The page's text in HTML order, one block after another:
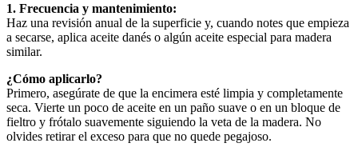
1. Frecuencia y mantenimiento:
Haz una revisión anual de la superficie y, cuando notes que empieza
a secarse, aplica aceite danés o algún aceite especial para madera
similar.
¿Cómo aplicarlo?
Primero, asegúrate de que la encimera esté limpia y completamente
seca. Vierte un poco de aceite en un paño suave o en un bloque de
fieltro y frótalo suavemente siguiendo la veta de la madera. No
olvides retirar el exceso para que no quede pegajoso.